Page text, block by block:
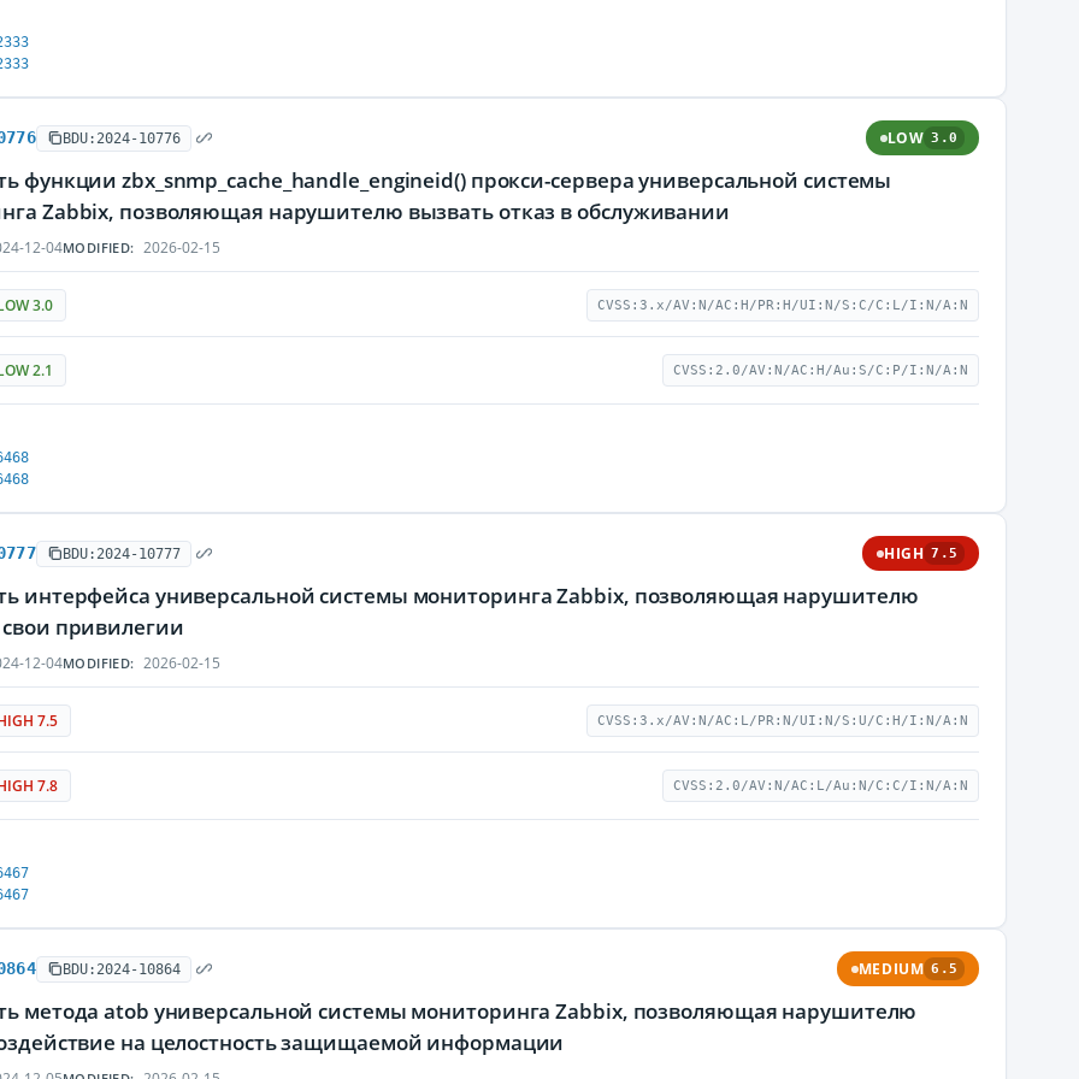
BDU:2024-10776 LOW 3.0
функции zbx_snmp_cache_handle_engineid() прокси-сервера универсальной системы
Zabbix, позволяющая нарушителю вызвать отказ в обслуживании
12-04MODIFIED: 2026-02-15
3.0 CVSS:3.x/AV:N/AC:H/PR:H/UI:N/S:C/C:L/I:N/A:N
2.1 CVSS:2.0/AV:N/AC:H/Au:S/C:P/I:N/A:N
BDU:2024-10777 HIGH 7.5
интерфейса универсальной системы мониторинга Zabbix, позволяющая нарушителю
привилегии
12-04MODIFIED: 2026-02-15
7.5 CVSS:3.x/AV:N/AC:L/PR:N/UI:N/S:U/C:H/I:N/A:N
7.8 CVSS:2.0/AV:N/AC:L/Au:N/C:C/I:N/A:N
BDU:2024-10864 MEDIUM 6.5
метода atob универсальной системы мониторинга Zabbix, позволяющая нарушителю
на целостность защищаемой информации